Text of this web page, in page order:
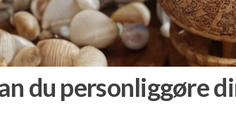
du personliggøre